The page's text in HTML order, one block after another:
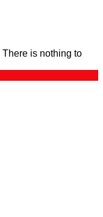
There is nothing to